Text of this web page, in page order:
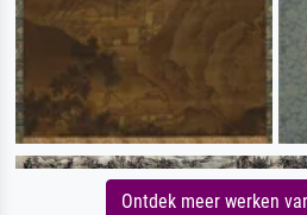
Ontdek meer werken